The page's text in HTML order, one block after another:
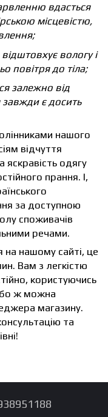
вдасться
місцевістю,
вологу і
повітря до тіла;
залежно від
завжди є досить
нашого
відчуття
яскравість одягу
прання. І,
за доступною
споживачів
речами.
нашому сайті, це
Вам з легкістю
користуючись
ж можна
магазину.
та